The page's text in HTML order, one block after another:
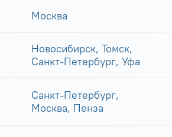
Москва
Новосибирск, Томск,
Санкт-Петербург, Уфа
Санкт-Петербург,
Москва, Пенза